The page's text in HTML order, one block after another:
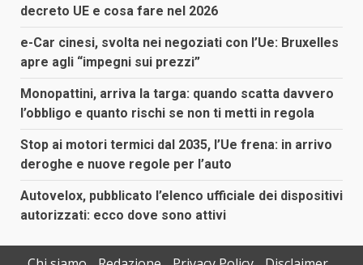
decreto UE e cosa fare nel 2026
e-Car cinesi, svolta nei negoziati con l’Ue: Bruxelles
apre agli “impegni sui prezzi”
Monopattini, arriva la targa: quando scatta davvero
l’obbligo e quanto rischi se non ti metti in regola
Stop ai motori termici dal 2035, l’Ue frena: in arrivo
deroghe e nuove regole per l’auto
Autovelox, pubblicato l’elenco ufficiale dei dispositivi
autorizzati: ecco dove sono attivi